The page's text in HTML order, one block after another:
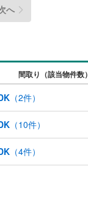
へ
間取り（該当物件数）
（2件）
（10件）
（4件）